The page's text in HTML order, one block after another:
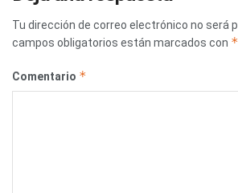
Tu dirección de correo electrónico no será
campos obligatorios están marcados con *
Comentario *